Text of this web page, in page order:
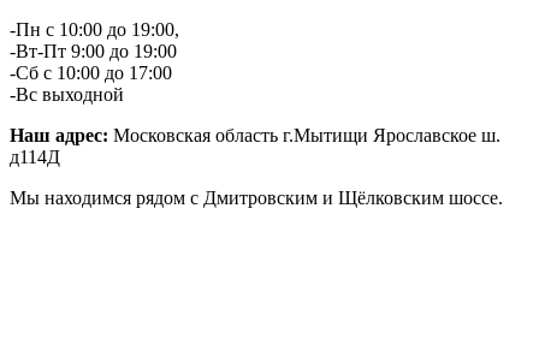
-Пн с 10:00 до 19:00,
-Вт-Пт 9:00 до 19:00
-Сб с 10:00 до 17:00
-Вс выходной
Наш адрес: Московская область г.Мытищи Ярославское ш.
д114Д
Мы находимся рядом с Дмитровским и Щёлковским шоссе.